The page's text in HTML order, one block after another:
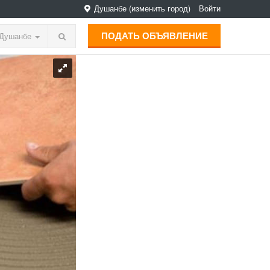
Душанбе (изменить город) Войти
ПОДАТЬ ОБЪЯВЛЕНИЕ